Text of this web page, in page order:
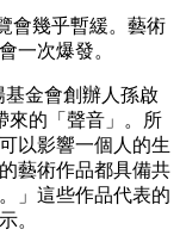
會幾乎暫緩。藝術
一次爆發。
金會創辦人孫啟
來的「聲音」。所
以影響一個人的生
藝術作品都具備共
」這些作品代表的
。